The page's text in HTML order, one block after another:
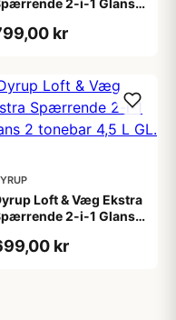
2-i-1 Glans
kr
Loft & Væg Ekstra
2-i-1 Glans 2
kr